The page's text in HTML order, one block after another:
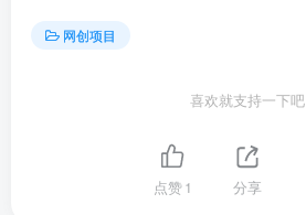
网创项目
喜欢就支持一下吧
点赞1 分享